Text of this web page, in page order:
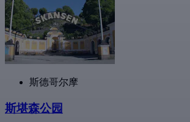
斯德哥尔摩
斯堪森公园